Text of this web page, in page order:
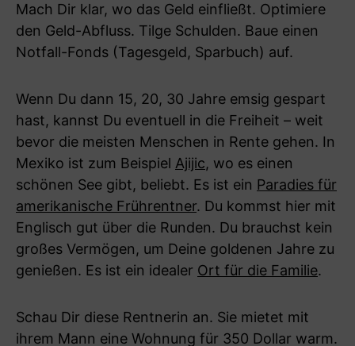
Mach Dir klar, wo das Geld einfließt. Optimiere
den Geld-Abfluss. Tilge Schulden. Baue einen
Notfall-Fonds (Tagesgeld, Sparbuch) auf.
Wenn Du dann 15, 20, 30 Jahre emsig gespart
hast, kannst Du eventuell in die Freiheit – weit
bevor die meisten Menschen in Rente gehen. In
Mexiko ist zum Beispiel Ajijic, wo es einen
schönen See gibt, beliebt. Es ist ein Paradies für
amerikanische Frührentner. Du kommst hier mit
Englisch gut über die Runden. Du brauchst kein
großes Vermögen, um Deine goldenen Jahre zu
genießen. Es ist ein idealer Ort für die Familie.
Schau Dir diese Rentnerin an. Sie mietet mit
ihrem Mann eine Wohnung für 350 Dollar warm.